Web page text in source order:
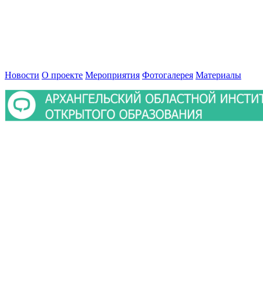
Новости О проекте Мероприятия Фотогалерея Материалы